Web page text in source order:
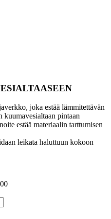
joka estää lämmitettävän
kuumavesialtaan pintaan
estää materiaalin tarttumisen
leikata haluttuun kokoon